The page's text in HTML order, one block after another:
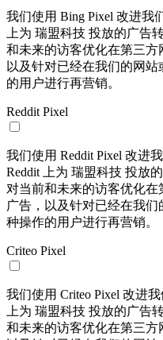
我们使用 Bing Pixel 改进我
上为 瑞盟科技 投放的广告
和未来的访客优化在第三方
以及针对已经在我们的网
的用户进行再营销。
Reddit Pixel
我们使用 Reddit Pixel 改进
Reddit 上为 瑞盟科技 投放
对当前和未来的访客优化
广告，以及针对已经在我
种操作的用户进行再营销。
Criteo Pixel
我们使用 Criteo Pixel 改进
上为 瑞盟科技 投放的广告
和未来的访客优化在第三方